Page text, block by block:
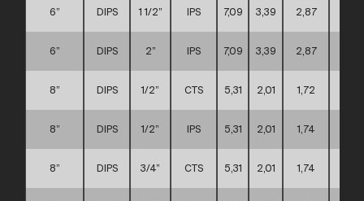
6” DIPS 1 1/2” IPS 7,09 3,39 2,87
6” DIPS 2” IPS 7,09 3,39 2,87
8” DIPS 1/2” CTS 5,31 2,01 1,72
8” DIPS 1/2” IPS 5,31 2,01 1,74
8” DIPS 3/4” CTS 5,31 2,01 1,74